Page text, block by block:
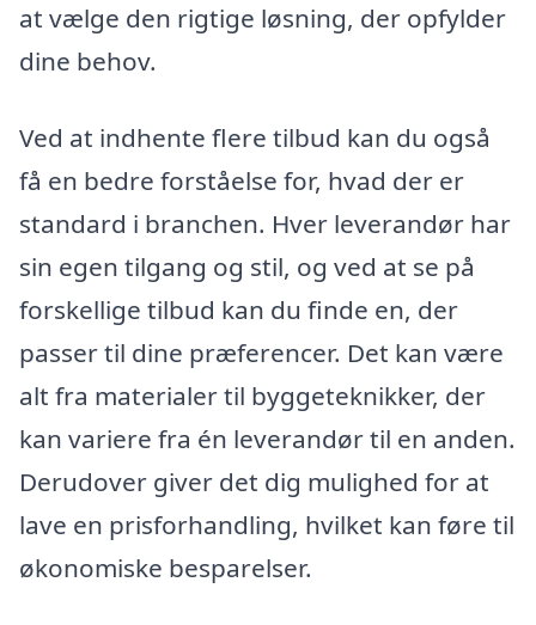
at vælge den rigtige løsning, der opfylder
dine behov.
Ved at indhente flere tilbud kan du også
få en bedre forståelse for, hvad der er
standard i branchen. Hver leverandør har
sin egen tilgang og stil, og ved at se på
forskellige tilbud kan du finde en, der
passer til dine præferencer. Det kan være
alt fra materialer til byggeteknikker, der
kan variere fra én leverandør til en anden.
Derudover giver det dig mulighed for at
lave en prisforhandling, hvilket kan føre til
økonomiske besparelser.